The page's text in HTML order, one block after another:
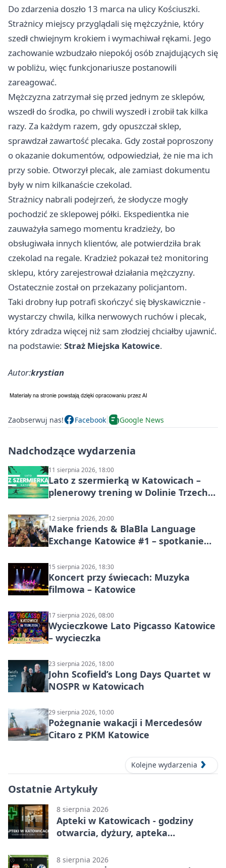
Do zdarzenia doszło 13 marca na ulicy Kościuszki.
Strażnicy miejscy przyglądali się mężczyźnie, który
szedł chwiejnym krokiem i wymachiwał rękami. Jego
zachowanie wzbudzało niepokój osób znajdujących się
w pobliżu, więc funkcjonariusze postanowili
zareagować.
Mężczyzna zatrzymał się przed jednym ze sklepów,
wszedł do środka, po chwili wyszedł i zrobił tak kilka
razy. Za każdym razem, gdy opuszczał sklep,
sprawdzał zawartość plecaka. Gdy został poproszony
o okazanie dokumentów, odpowiedział, że nie ma ich
przy sobie. Otworzył plecak, ale zamiast dokumentu
były w nim kilkanaście czekolad.
Strażnicy nabrali podejrzeń, że słodycze mogły
pochodzić ze sklepowej półki. Ekspedientka nie
zauważyła samego momentu kradzieży, bo
obsługiwała innych klientów, ale potwierdziła brak
czekolad na regale. Kradzież pokazał też monitoring
sklepu, który zarejestrował działania mężczyzny.
Ostatecznie został on przekazany policjantom.
Taki drobny łup potrafi skończyć się błyskawicznie -
wystarczy chwila, kilka nerwowych ruchów i plecak,
który zdradza więcej niż sam złodziej chciałby ujawnić.
na podstawie: Straż Miejska Katowice.
Autor:krystian
Zaobserwuj nas! Facebook Google News
Nadchodzące wydarzenia
11 sierpnia 2026, 18:00
Lato z szermierką w Katowicach –
plenerowy trening w Dolinie Trzech
12 sierpnia 2026, 20:00
Make friends & BlaBla Language
Exchange Katowice #1 – spotkanie
15 sierpnia 2026, 18:30
Koncert przy świecach: Muzyka
filmowa – Katowice
17 sierpnia 2026, 08:00
Wycieczkowe Lato Pigcasso Katowice
– wycieczka
23 sierpnia 2026, 18:00
John Scofield’s Long Days Quartet w
NOSPR w Katowicach
29 sierpnia 2026, 10:00
Pożegnanie wakacji i Mercedesów
Citaro z PKM Katowice
Kolejne wydarzenia
Ostatnie Artykuły
8 sierpnia 2026
Apteki w Katowicach - godziny
otwarcia, dyżury, apteka
8 sierpnia 2026